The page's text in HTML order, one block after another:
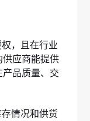
，且在行业
应商能提供
品质量、交
情况和供货